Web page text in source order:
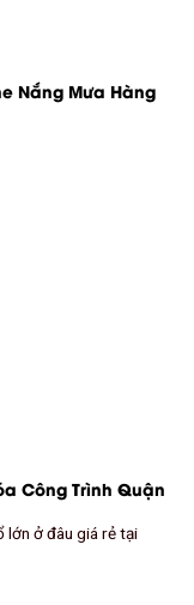
Nắng Mưa Hàng
Công Trình Quận
lớn ở đâu giá rẻ tại